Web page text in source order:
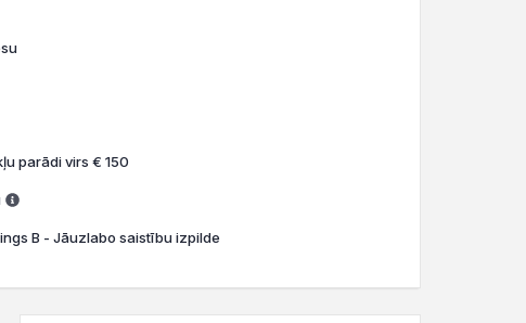
parādi virs € 150
B - Jāuzlabo saistību izpilde